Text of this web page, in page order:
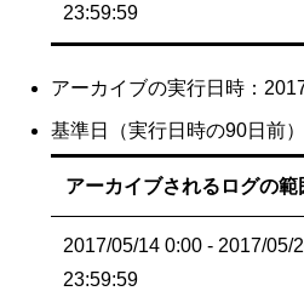
23:59:59
アーカイブの実行日時：
基準日（実行日時の90日前
アーカイブされるログの範
2017/05/14 0:00 - 2017/05/
23:59:59